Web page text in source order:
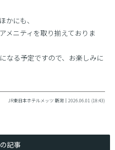
かにも、
メニティを取り揃えておりま
なる予定ですので、お楽しみに
JR東日本ホテルメッツ 新潟｜2026.06.01 (18:43)
記事